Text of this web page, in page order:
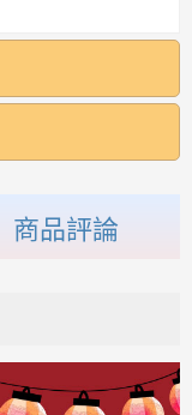
商品評論